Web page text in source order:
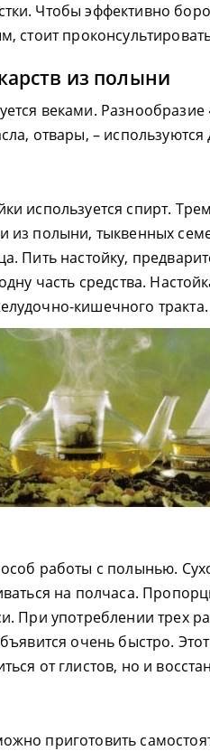
Чтобы эффективно
стоит
из полыни
веками.
отвары, – используются
используется спирт.
из полыни, тыквенных
Пить настойку,
часть средства.
кишечного тракта.
работы с полынью.
на полчаса.
При употреблении трех
очень быстро.
от глистов, но и
приготовить